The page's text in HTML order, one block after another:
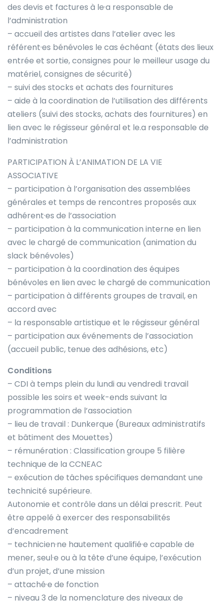
des devis et factures à le·a responsable de
l’administration
– accueil des artistes dans l’atelier avec les
référent·es bénévoles le cas échéant (états des lieux
entrée et sortie, consignes pour le meilleur usage du
matériel, consignes de sécurité)
– suivi des stocks et achats des fournitures
– aide à la coordination de l’utilisation des différents
ateliers (suivi des stocks, achats des fournitures) en
lien avec le régisseur général et le.a responsable de
l’administration
PARTICIPATION À L’ANIMATION DE LA VIE
ASSOCIATIVE
– participation à l’organisation des assemblées
générales et temps de rencontres proposés aux
adhérent·es de l’association
– participation à la communication interne en lien
avec le chargé de communication (animation du
slack bénévoles)
– participation à la coordination des équipes
bénévoles en lien avec le chargé de communication
– participation à différents groupes de travail, en
accord avec
– la responsable artistique et le régisseur général
– participation aux événements de l’association
(accueil public, tenue des adhésions, etc)
Conditions
– CDI à temps plein du lundi au vendredi travail
possible les soirs et week-ends suivant la
programmation de l’association
– lieu de travail : Dunkerque (Bureaux administratifs
et bâtiment des Mouettes)
– rémunération : Classification groupe 5 filière
technique de la CCNEAC
– exécution de tâches spécifiques demandant une
technicité supérieure.
Autonomie et contrôle dans un délai prescrit. Peut
être appelé à exercer des responsabilités
d’encadrement
– technicien·ne hautement qualifié·e capable de
mener, seul·e ou à la tête d’une équipe, l’exécution
d’un projet, d’une mission
– attaché·e de fonction
– niveau 3 de la nomenclature des niveaux de